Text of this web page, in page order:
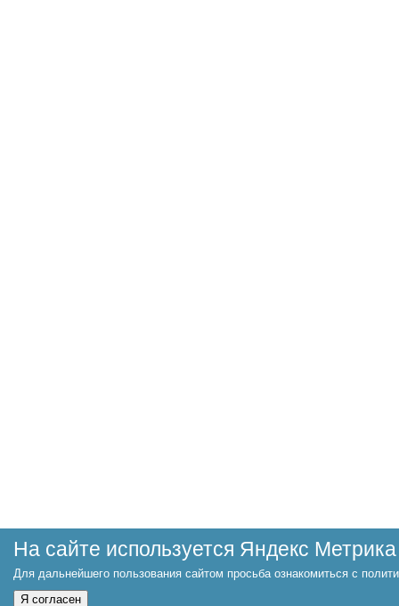
На сайте используется Яндекс Метрика
Для дальнейшего пользования сайтом просьба ознакомиться с
Я согласен